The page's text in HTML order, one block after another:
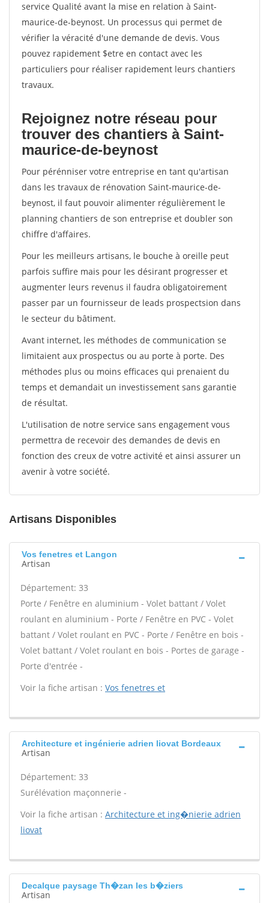
service Qualité avant la mise en relation à Saint-
maurice-de-beynost. Un processus qui permet de
vérifier la véracité d'une demande de devis. Vous
pouvez rapidement $etre en contact avec les
particuliers pour réaliser rapidement leurs chantiers
travaux.
Rejoignez notre réseau pour
trouver des chantiers à Saint-
maurice-de-beynost
Pour pérénniser votre entreprise en tant qu'artisan
dans les travaux de rénovation Saint-maurice-de-
beynost, il faut pouvoir alimenter régulièrement le
planning chantiers de son entreprise et doubler son
chiffre d'affaires.
Pour les meilleurs artisans, le bouche à oreille peut
parfois suffire mais pour les désirant progresser et
augmenter leurs revenus il faudra obligatoirement
passer par un fournisseur de leads prospectsion dans
le secteur du bâtiment.
Avant internet, les méthodes de communication se
limitaient aux prospectus ou au porte à porte. Des
méthodes plus ou moins efficaces qui prenaient du
temps et demandait un investissement sans garantie
de résultat.
L'utilisation de notre service sans engagement vous
permettra de recevoir des demandes de devis en
fonction des creux de votre activité et ainsi assurer un
avenir à votre société.
Artisans Disponibles
Vos fenetres et Langon
Artisan
Département: 33
Porte / Fenêtre en aluminium - Volet battant / Volet
roulant en aluminium - Porte / Fenêtre en PVC - Volet
battant / Volet roulant en PVC - Porte / Fenêtre en bois -
Volet battant / Volet roulant en bois - Portes de garage -
Porte d'entrée -
Voir la fiche artisan : Vos fenetres et
Architecture et ingénierie adrien liovat Bordeaux
Artisan
Département: 33
Surélévation maçonnerie -
Voir la fiche artisan : Architecture et ing�nierie adrien
liovat
Decalque paysage Th�zan les b�ziers
Artisan